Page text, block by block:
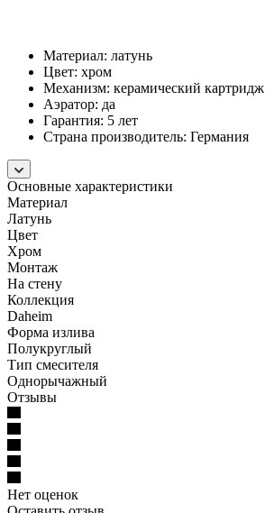
Материал: латунь
Цвет: хром
Механизм: керамический картридж
Аэратор: да
Гарантия: 5 лет
Страна производитель: Германия
Основные характеристики
Материал
Латунь
Цвет
Хром
Монтаж
На стену
Коллекция
Daheim
Форма излива
Полукруглый
Тип смесителя
Однорычажный
Отзывы
Нет оценок